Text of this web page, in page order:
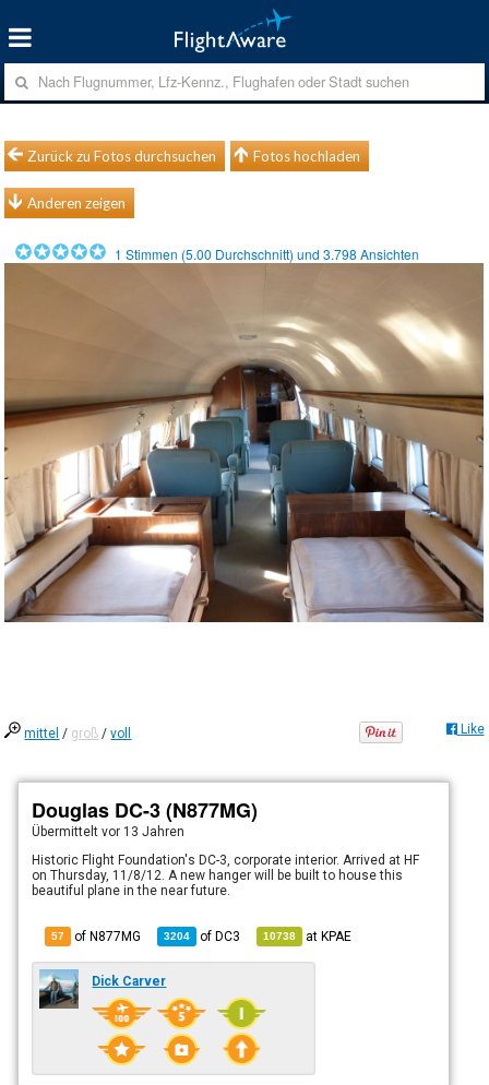
Zurück zu Fotos durchsuchen Fotos hochladen
Anderen zeigen
1 Stimmen (5.00 Durchschnitt) und3.798 Ansichten
mittel / groß /voll Like
Douglas DC-3 (N877MG)
Übermitteltvor 13 Jahren
Historic Flight Foundation's DC-3, corporate interior. Arrived at HF
on Thursday, 11/8/12. A new hanger will be built to house this
beautiful plane in the near future.
57 of N877MG 3204 ofDC3 10738 atKPAE
Dick Carver